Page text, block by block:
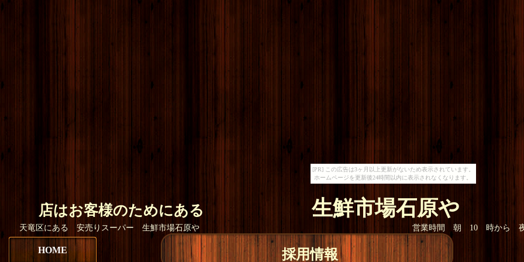
[PR] この広告は3ヶ月以上更新がないため表示されています。
ホームページを更新後24時間以内に表示されなくなります。
店はお客様のためにある 生鮮市場石原や
天竜区にある 安売りスーパー 生鮮市場石原や 営業時間 朝 10 時から 夜 7
HOME 採用情報